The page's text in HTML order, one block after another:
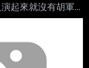
起來就沒有胡軍
就差很多 但不管
夠，很希望曹操
國強就是雍正本